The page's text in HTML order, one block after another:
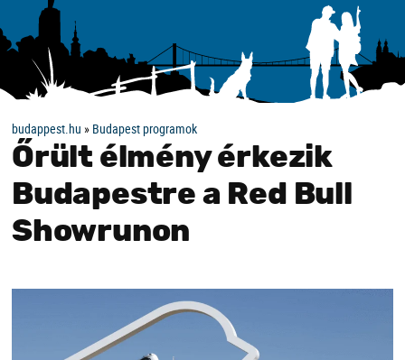
budappest.hu » Budapest programok
Őrült élmény érkezik
Budapestre a Red Bull
Showrunon